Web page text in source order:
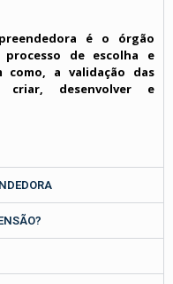
é o órgão
de escolha e
como, a validação das
criar, desenvolver e